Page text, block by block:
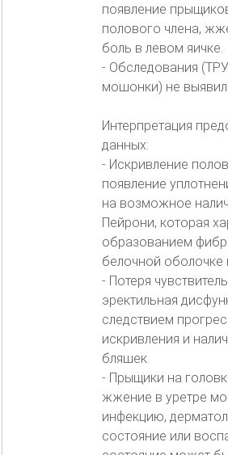
появление
полового члена,
боль в левом яичке.
- Обследования
мошонки) не
Интерпретация
данных:
- Искривление
появление
на возможное
Пейрони, которая
образованием
белочной оболочке
- Потеря
эректильная
следствием
искривления и
бляшек.
- Прыщики на
жжение в уретре
инфекцию,
состояние или